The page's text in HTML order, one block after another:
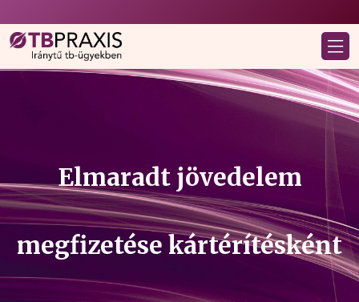
Elmaradt jövedelem
megfizetése kártérítésként